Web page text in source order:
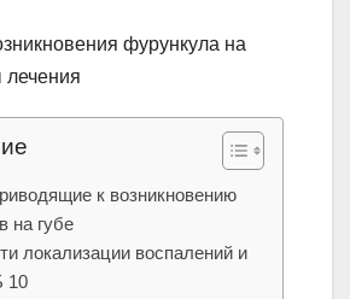
к возникновению
на губе
локализации воспалений и
10